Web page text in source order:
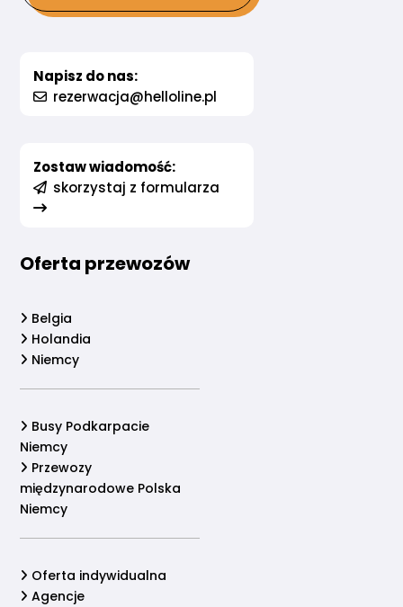
Napisz do nas:
rezerwacja@helloline.pl
Zostaw wiadomość:
skorzystaj z formularza
Oferta przewozów
Belgia
Holandia
Niemcy
Busy Podkarpacie
Niemcy
Przewozy
międzynarodowe Polska
Niemcy
Oferta indywidualna
Agencje